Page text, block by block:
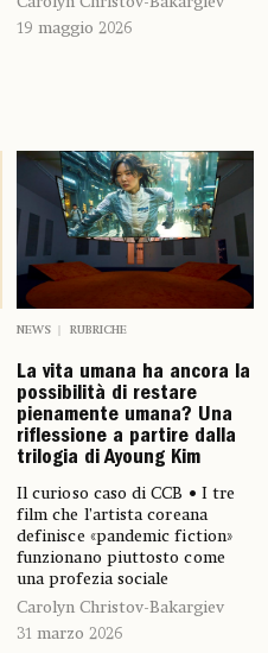
19 maggio 2026
NEWS RUBRICHE
La vita umana ha ancora la
possibilità di restare
pienamente umana? Una
riflessione a partire dalla
trilogia di Ayoung Kim
Il curioso caso di CCB • I tre
film che l’artista coreana
definisce «pandemic fiction»
funzionano piuttosto come
una profezia sociale
Carolyn Christov-Bakargiev
31 marzo 2026